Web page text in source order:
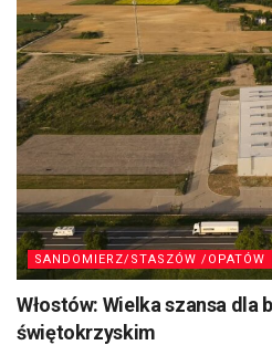
SANDOMIERZ/STASZÓW /OPATÓW
Włostów: Wielka szansa dla
świętokrzyskim